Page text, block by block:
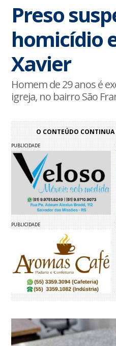
Preso
homicídio
Xavier
Homem de 29 anos é
igreja, no bairro São
O CONTEÚDO
PUBLICIDADE
PUBLICIDADE